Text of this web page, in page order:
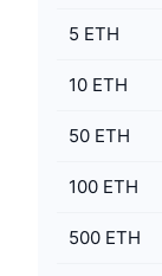
5 ETH
10 ETH
50 ETH
100 ETH
500 ETH